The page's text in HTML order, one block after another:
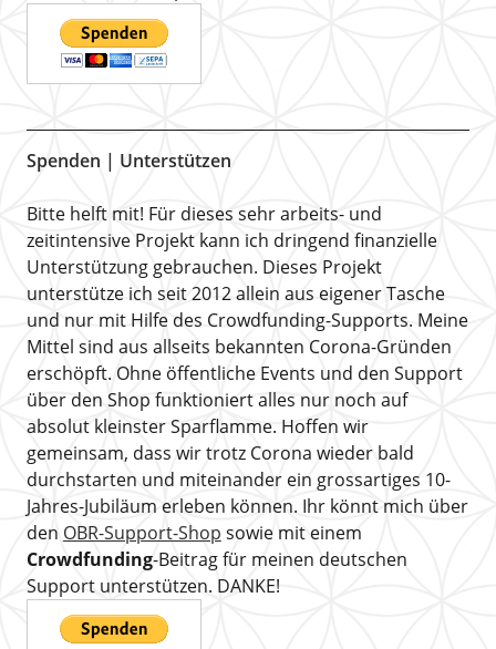
Spenden | Unterstützen
Bitte helft mit! Für dieses sehr arbeits- und
zeitintensive Projekt kann ich dringend finanzielle
Unterstützung gebrauchen. Dieses Projekt
unterstütze ich seit 2012 allein aus eigener Tasche
und nur mit Hilfe des Crowdfunding-Supports. Meine
Mittel sind aus allseits bekannten Corona-Gründen
erschöpft. Ohne öffentliche Events und den Support
über den Shop funktioniert alles nur noch auf
absolut kleinster Sparflamme. Hoffen wir
gemeinsam, dass wir trotz Corona wieder bald
durchstarten und miteinander ein grossartiges 10-
Jahres-Jubiläum erleben können. Ihr könnt mich über
den OBR-Support-Shop sowie mit einem
Crowdfunding-Beitrag für meinen deutschen
Support unterstützen. DANKE!